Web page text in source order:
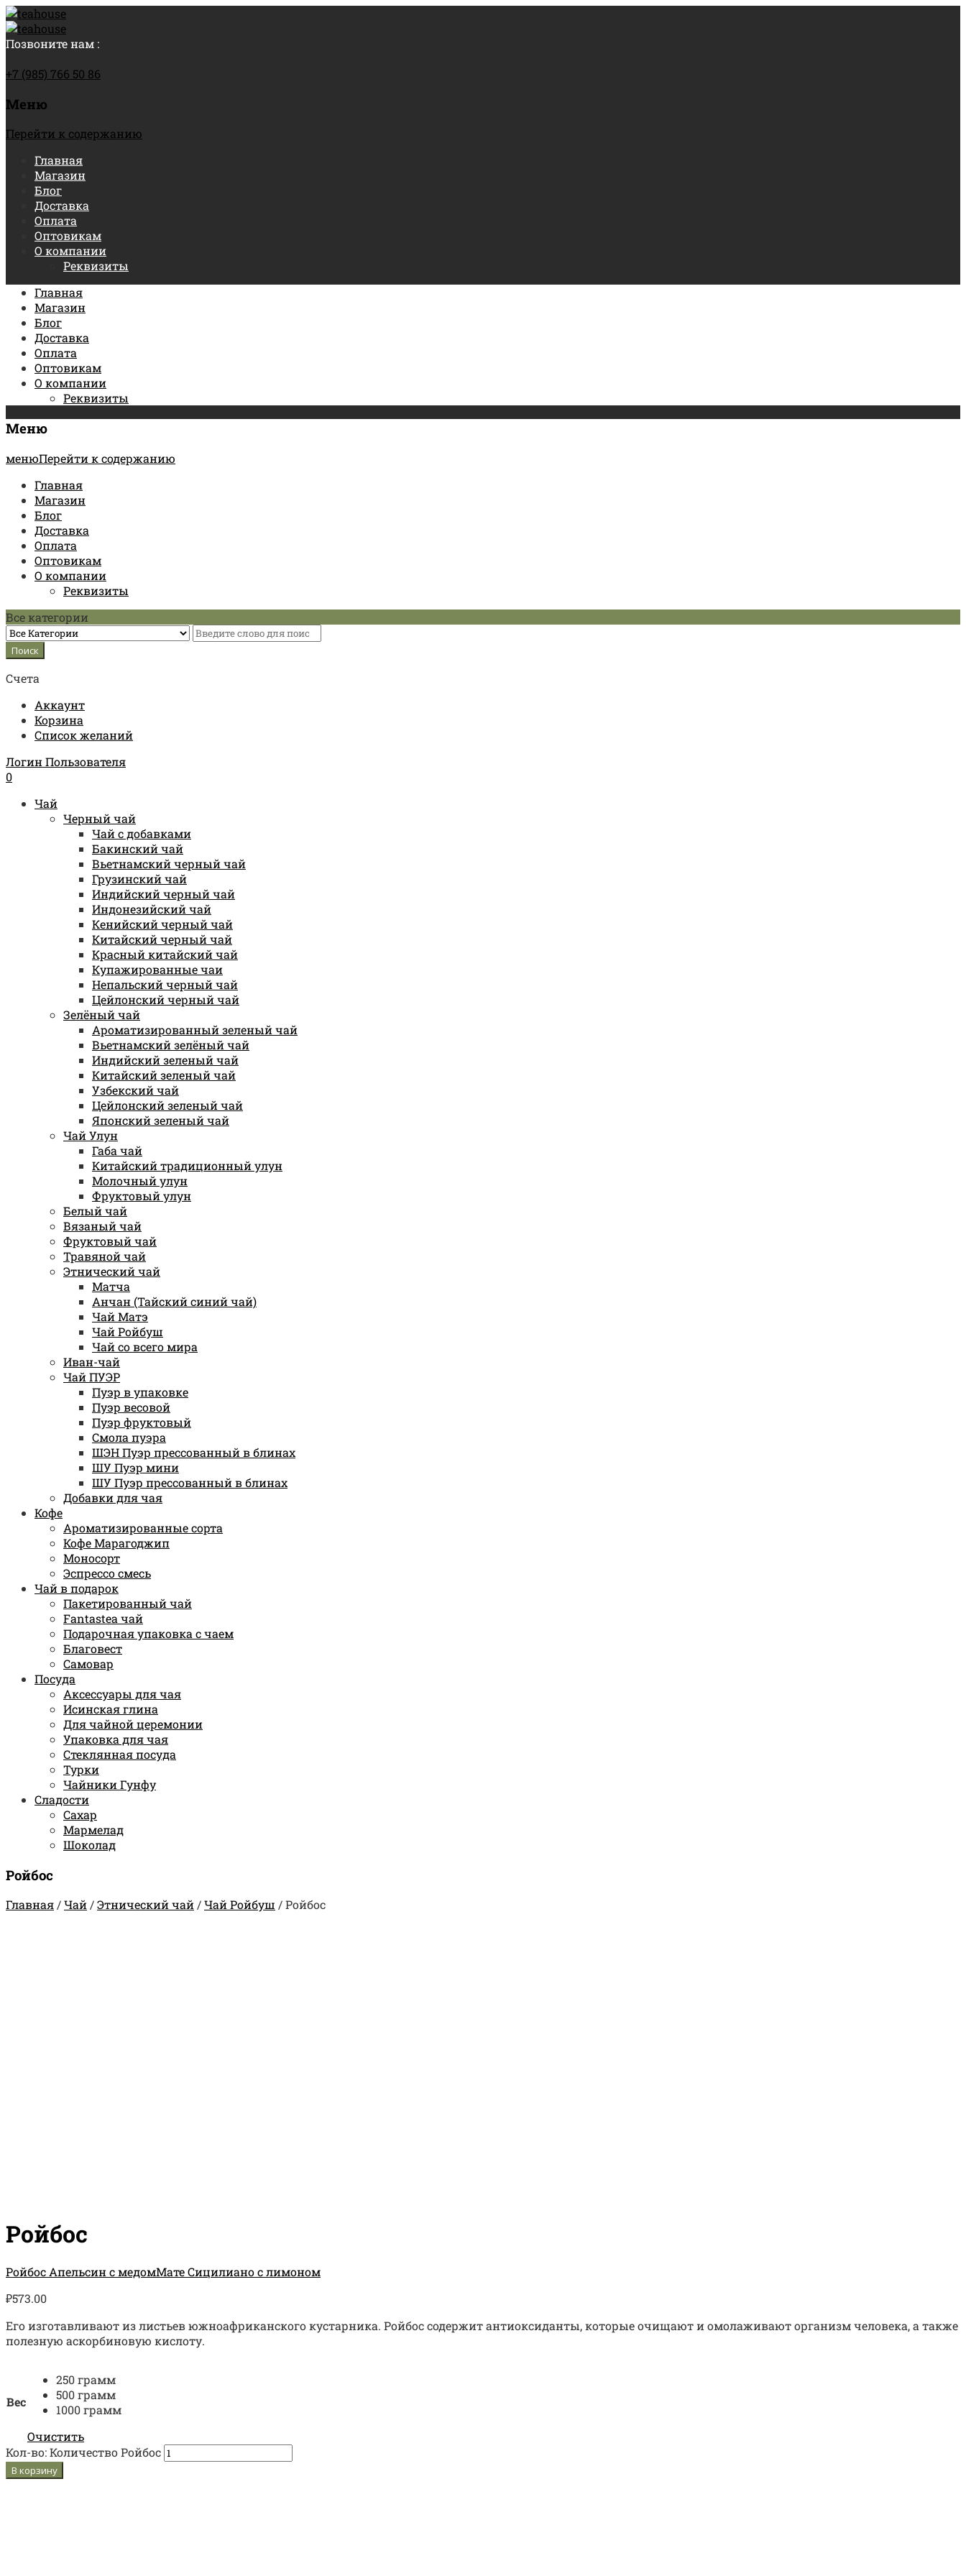
Позвоните нам :
+7 (985) 766 50 86
Меню
Перейти к содержанию
Главная
Магазин
Блог
Доставка
Оплата
Оптовикам
О компании
Реквизиты
Главная
Магазин
Блог
Доставка
Оплата
Оптовикам
О компании
Реквизиты
Меню
менюПерейти к содержанию
Главная
Магазин
Блог
Доставка
Оплата
Оптовикам
О компании
Реквизиты
Все категории
Счета
Аккаунт
Корзина
Список желаний
Логин Пользователя
0
Чай
Черный чай
Чай с добавками
Бакинский чай
Вьетнамский черный чай
Грузинский чай
Индийский черный чай
Индонезийский чай
Кенийский черный чай
Китайский черный чай
Красный китайский чай
Купажированные чаи
Непальский черный чай
Цейлонский черный чай
Зелёный чай
Ароматизированный зеленый чай
Вьетнамский зелёный чай
Индийский зеленый чай
Китайский зеленый чай
Узбекский чай
Цейлонский зеленый чай
Японский зеленый чай
Чай Улун
Габа чай
Китайский традиционный улун
Молочный улун
Фруктовый улун
Белый чай
Вязаный чай
Фруктовый чай
Травяной чай
Этнический чай
Матча
Анчан (Тайский синий чай)
Чай Матэ
Чай Ройбуш
Чай со всего мира
Иван-чай
Чай ПУЭР
Пуэр в упаковке
Пуэр весовой
Пуэр фруктовый
Смола пуэра
ШЭН Пуэр прессованный в блинах
ШУ Пуэр мини
ШУ Пуэр прессованный в блинах
Добавки для чая
Кофе
Ароматизированные сорта
Кофе Марагоджип
Моносорт
Эспрессо смесь
Чай в подарок
Пакетированный чай
Fantastea чай
Подарочная упаковка с чаем
Благовест
Самовар
Посуда
Аксессуары для чая
Исинская глина
Для чайной церемонии
Упаковка для чая
Стеклянная посуда
Турки
Чайники Гунфу
Сладости
Сахар
Мармелад
Шоколад
Ройбос
Главная/Чай/Этнический чай/Чай Ройбуш /Ройбос
Ройбос
Ройбос Апельсин с медомМате Сицилиано с лимоном
₽573.00
Его изготавливают из листьев южноафриканского кустарника. Ройбос содержит антиоксиданты, которые очищают и омолаживают организм человека, а также
полезную аскорбиновую кислоту.
Вес
250 грамм
500 грамм
1000 грамм
Очистить
Кол-во:Количество Ройбос
В корзину